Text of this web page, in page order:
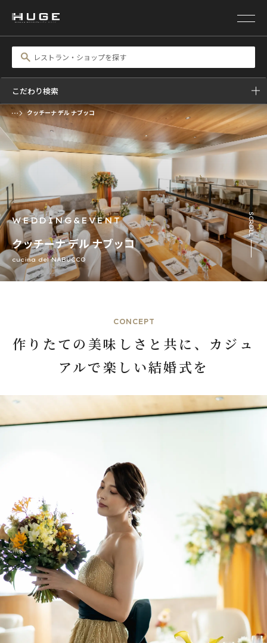
こだわり検索
クッチーナ デル ナブッコ
SCROLL
WEDDING&EVENT
クッチーナ デル ナブッコ
cucina del NABUCCO
CONCEPT
作りたての美味しさと共に、カジュ
アルで楽しい結婚式を
前の画像 次の画像